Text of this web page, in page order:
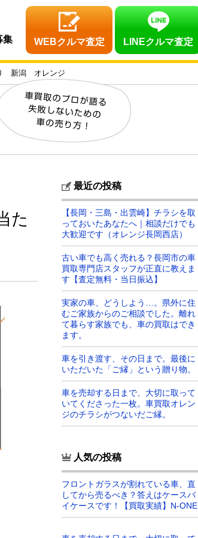
集 WEBクルマ査定 LINEクルマ査定
り 新潟 オレンジ
た
最近の投稿
【長岡・三島・出雲崎】チラシを取
っておいたあなたへ｜相談だけでも
大歓迎です（オレンジ長岡西店）
古い車でも高く売れる？長岡市の車
買取専門店スタッフが正直に教えま
す【査定無料・当日振込】
実家の車、どうしよう…。県外に住
むご家族からのご相談でした。離れ
て暮らす家族でも、車の買取はでき
ます。
車を引き渡す、その日まで。最後に
いただいた「ご縁」という贈り物。
車を売却する日まで、大切に取って
いてくださった一枚。車買取オレン
ジのチラシがつないだご縁。
人気の投稿
フロントガラスが割れている車、直
してから売るべき？答えはケースバ
イケースです！【買取実績】N-ONE